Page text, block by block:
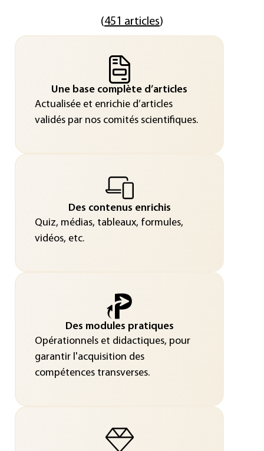
(451 articles)
Une base complète d’articles
Actualisée et enrichie d’articles
validés par nos comités scientifiques.
Des contenus enrichis
Quiz, médias, tableaux, formules,
vidéos, etc.
Des modules pratiques
Opérationnels et didactiques, pour
garantir l'acquisition des
compétences transverses.